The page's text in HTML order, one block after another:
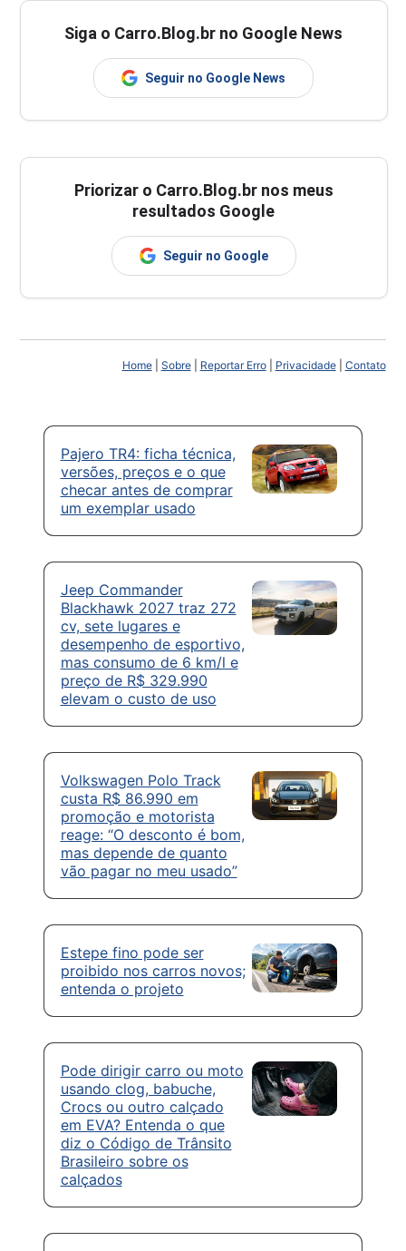
Siga o Carro.Blog.br no Google News
Seguir no Google News
Priorizar o Carro.Blog.br nos meus
resultados Google
Seguir no Google
Home| Sobre| Reportar Erro| Privacidade| Contato
Pajero TR4: ficha técnica,
versões, preços e o que
checar antes de comprar
um exemplar usado
Jeep Commander
Blackhawk 2027 traz 272
cv, sete lugares e
desempenho de esportivo,
mas consumo de 6 km/l e
preço de R$ 329.990
elevam o custo de uso
Volkswagen Polo Track
custa R$ 86.990 em
promoção e motorista
reage: “O desconto é bom,
mas depende de quanto
vão pagar no meu usado”
Estepe fino pode ser
proibido nos carros novos;
entenda o projeto
Pode dirigir carro ou moto
usando clog, babuche,
Crocs ou outro calçado
em EVA? Entenda o que
diz o Código de Trânsito
Brasileiro sobre os
calçados